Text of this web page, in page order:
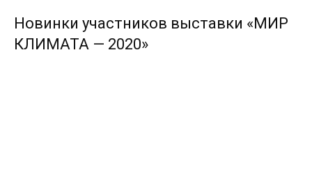
Новинки участников выставки «МИР
КЛИМАТА — 2020»